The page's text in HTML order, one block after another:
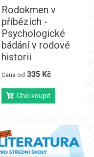
Rodokmen v
příbězích -
Psychologické
bádání v rodové
historii
Cena od 335 Kč
Chci koupit